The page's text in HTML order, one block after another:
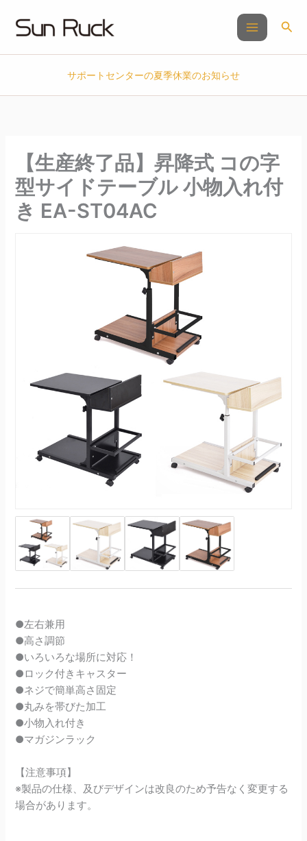
ス
検
サポートセンターの夏季休業のお知らせ
【生産終了品】昇降式 コの字
型サイドテーブル 小物入れ付
き EA-ST04AC
●左右兼用
●高さ調節
●いろいろな場所に対応！
●ロック付きキャスター
●ネジで簡単高さ固定
●丸みを帯びた加工
●小物入れ付き
●マガジンラック
【注意事項】
※製品の仕様、及びデザインは改良のため予告なく変更する
場合があります。